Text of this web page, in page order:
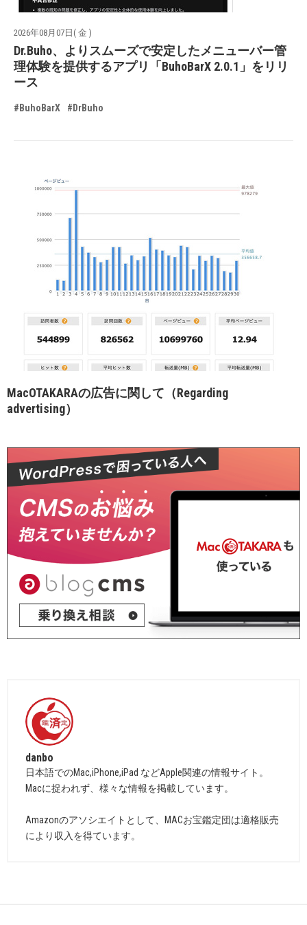
2026年08月07日( 金 )
Dr.Buho、よりスムーズで安定したメニューバー管
理体験を提供するアプリ「BuhoBarX 2.0.1」をリリ
ース
#BuhoBarX #DrBuho
MacOTAKARAの広告に関して（Regarding
advertising）
danbo
日本語でのMac,iPhone,iPad などApple関連の情報サイト。
Macに捉われず、様々な情報を掲載しています。
Amazonのアソシエイトとして、MACお宝鑑定団は適格販売
により収入を得ています。